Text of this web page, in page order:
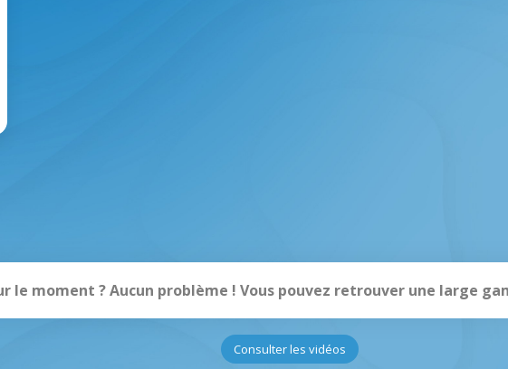
le moment ? Aucun problème ! Vous pouvez retrouver une large
Consulter les vidéos